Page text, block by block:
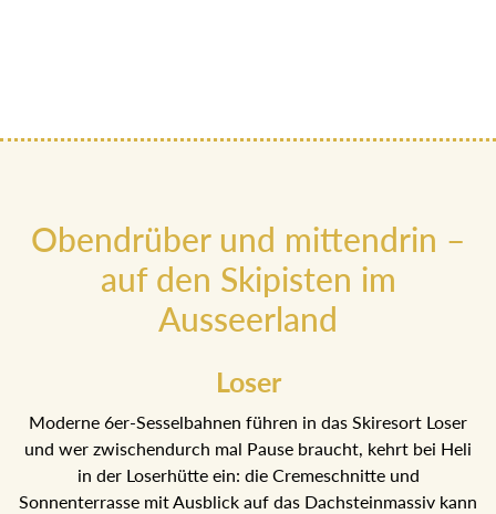
Obendrüber und mittendrin –
auf den Skipisten im
Ausseerland
Loser
Moderne 6er-Sesselbahnen führen in das Skiresort Loser
und wer zwischendurch mal Pause braucht, kehrt bei Heli
in der Loserhütte ein: die Cremeschnitte und
Sonnenterrasse mit Ausblick auf das Dachsteinmassiv